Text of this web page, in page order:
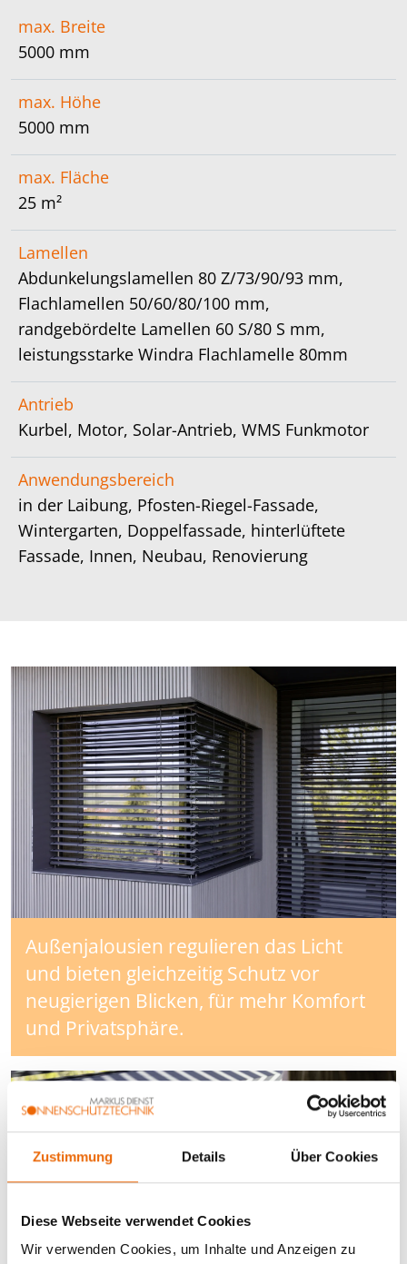
Zustimmung Details Über Cookies
Diese Webseite verwendet Cookies
Wir verwenden Cookies, um Inhalte und Anzeigen zu
max. Breite
5000 mm
max. Höhe
5000 mm
max. Fläche
25 m²
Lamellen
Abdunkelungslamellen 80 Z/73/90/93 mm,
Flachlamellen 50/60/80/100 mm,
randgebördelte Lamellen 60 S/80 S mm,
leistungsstarke Windra Flachlamelle 80mm
Antrieb
Kurbel, Motor, Solar-Antrieb, WMS Funkmotor
Anwendungsbereich
in der Laibung, Pfosten-Riegel-Fassade,
Wintergarten, Doppelfassade, hinterlüftete
Fassade, Innen, Neubau, Renovierung
Außenjalousien regulieren das Licht
und bieten gleichzeitig Schutz vor
neugierigen Blicken, für mehr Komfort
und Privatsphäre.